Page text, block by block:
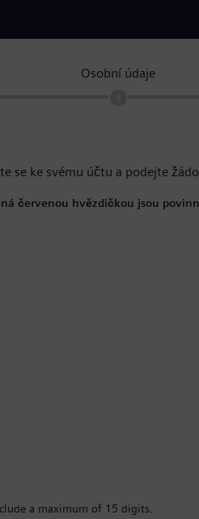
Osobní údaje
se ke svému účtu a podejte
červenou hvězdičkou jsou
a maximum of 15 digits.